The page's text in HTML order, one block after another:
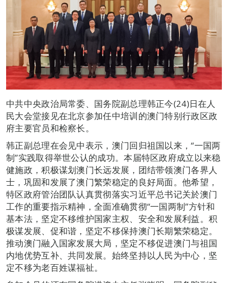
中共中央政治局常委、国务院副总理韩正今(24)日在人
民大会堂接见在北京参加任中培训的澳门特别行政区政
府主要官员和检察长。
韩正副总理在会见中表示，澳门回归祖国以来，“一国两
制”实践取得举世公认的成功。本届特区政府成立以来稳
健施政，积极谋划澳门长远发展，团结带领澳门各界人
士，巩固和发展了澳门繁荣稳定的良好局面。他希望，
特区政府管治团队认真贯彻落实习近平总书记关於澳门
工作的重要指示精神，全面准确贯彻“一国两制”方针和
基本法，坚定不移维护国家主权、安全和发展利益。积
极谋发展、促和谐，坚定不移保持澳门长期繁荣稳定。
推动澳门融入国家发展大局，坚定不移促进澳门与祖国
内地优势互补、共同发展。始终坚持以人民为中心，坚
定不移为老百姓谋福祉。